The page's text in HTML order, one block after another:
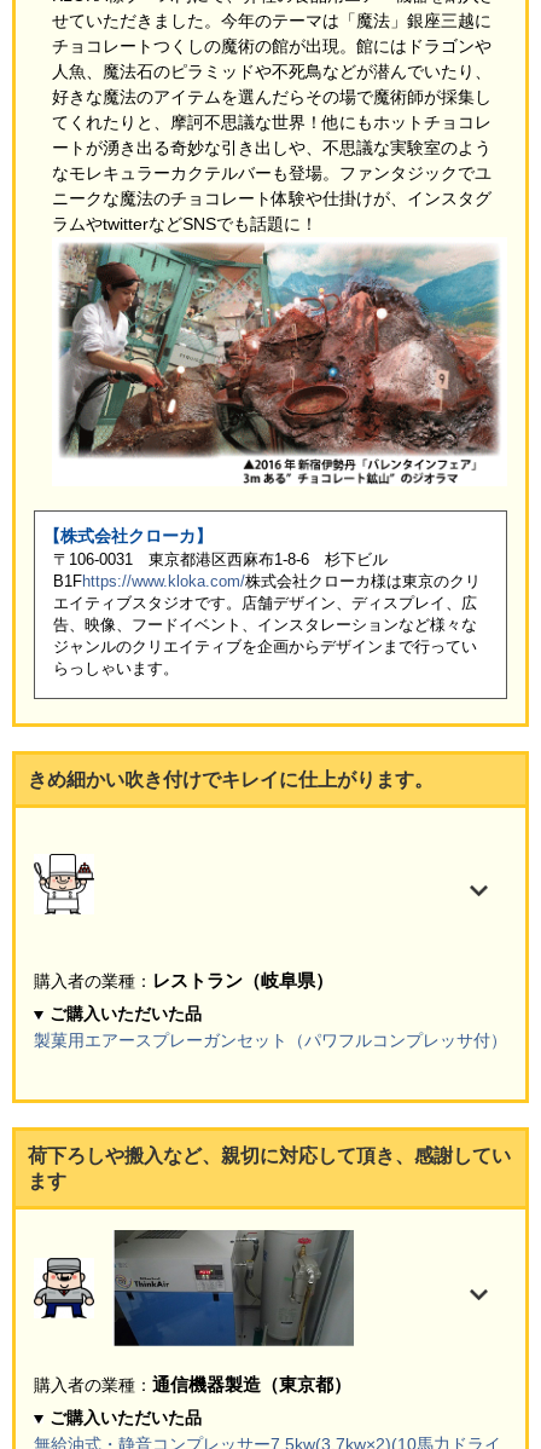
せていただきました。今年のテーマは「魔法」銀座三越に
チョコレートつくしの魔術の館が出現。館にはドラゴンや
人魚、魔法石のピラミッドや不死鳥などが潜んでいたり、
好きな魔法のアイテムを選んだらその場で魔術師が採集し
てくれたりと、摩訶不思議な世界！他にもホットチョコレ
ートが湧き出る奇妙な引き出しや、不思議な実験室のよう
なモレキュラーカクテルバーも登場。ファンタジックでユ
ニークな魔法のチョコレート体験や仕掛けが、インスタグ
ラムやtwitterなどSNSでも話題に！
【株式会社クローカ】
〒106-0031 東京都港区西麻布1-8-6 杉下ビル
B1Fhttps://www.kloka.com/株式会社クローカ様は東京のクリ
エイティブスタジオです。店舗デザイン、ディスプレイ、広
告、映像、フードイベント、インスタレーションなど様々な
ジャンルのクリエイティブを企画からデザインまで行ってい
らっしゃいます。
きめ細かい吹き付けでキレイに仕上がります。
購入者の業種： レストラン（岐阜県）
ご購入いただいた品
製菓用エアースプレーガンセット（パワフルコンプレッサ付）
荷下ろしや搬入など、親切に対応して頂き、感謝してい
ます
購入者の業種： 通信機器製造（東京都）
ご購入いただいた品
無給油式・静音コンプレッサー7.5kw(3.7kw×2)(10馬力ドライ